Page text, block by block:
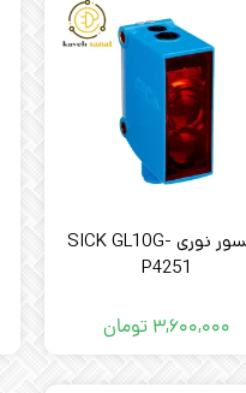
سنسور نوری SICK GL10G-
P4251
۳,۶۰۰,۰۰۰ تومان